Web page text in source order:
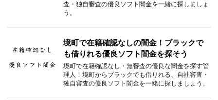
査・独自審査の優良ソフト闇金を一緒に探しましょ
う。
境町で在籍確認なしの闇金！ブラックで
も借りれる優良ソフト闇金を探そう
境町で在籍確認なし・無審査の優良な闇金を探す管
理人！境町からブラックでも借りれる、自社審査・
独自審査の優良ソフト闇金を一緒に探しましょう。